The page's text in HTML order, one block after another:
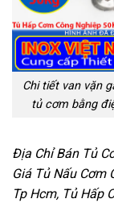
Chi tiết van vặn
tủ cơm bằng
Địa Chỉ Bán Tủ
Giá Tủ Nấu Cơm
Tp Hcm, Tủ Hấp